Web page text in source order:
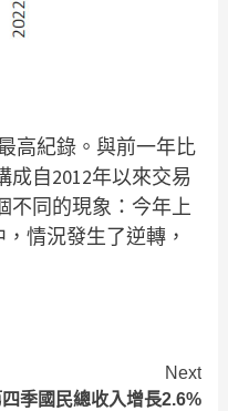
高紀錄。與前一年比
成自2012年以來交易
不同的現象：今年上
情況發生了逆轉，
Next
季國民總收入增長2.6%